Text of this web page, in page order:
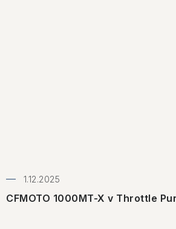
CFMOTO 1000MT-X v Throttle
1.12.2025